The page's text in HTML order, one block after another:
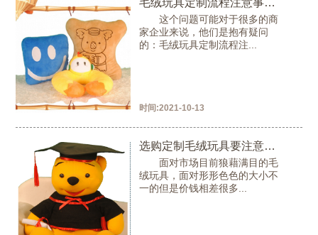
这个问题可能对于很多的商
家企业来说，他们是抱有疑问
的：毛绒玩具定制流程注...
时间:2021-10-13
选购定制毛绒玩具要注意哪些问题
面对市场目前狼藉满目的毛
绒玩具，面对形形色色的大小不
一的但是价钱相差很多...